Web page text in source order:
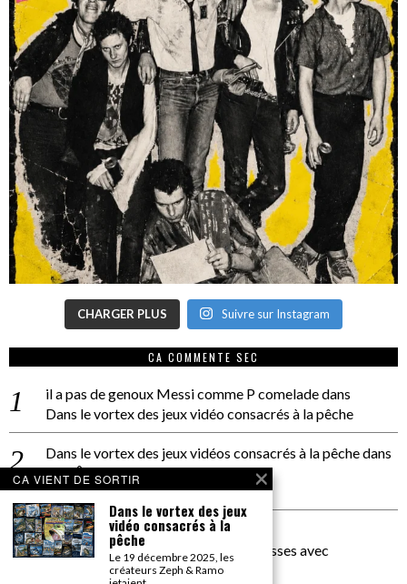
CHARGER PLUS Suivre sur Instagram
CA COMMENTE SEC
il a pas de genoux Messi comme P comeladedans
Dans le vortex des jeux vidéo consacrés à la pêche
Dans le vortex des jeux vidéos consacrés à la pêchedans
PACÔME THIELLEMENT
La séance d’Hip Gnose
La Patrie
dans
On a parlé Dolce Vita et lutte des classes avec
Bernardino Femminielli
CA VIENT DE SORTIR
Dans le vortex des jeux
vidéo consacrés à la
pêche
Le 19 décembre 2025, les
créateurs Zeph & Ramo